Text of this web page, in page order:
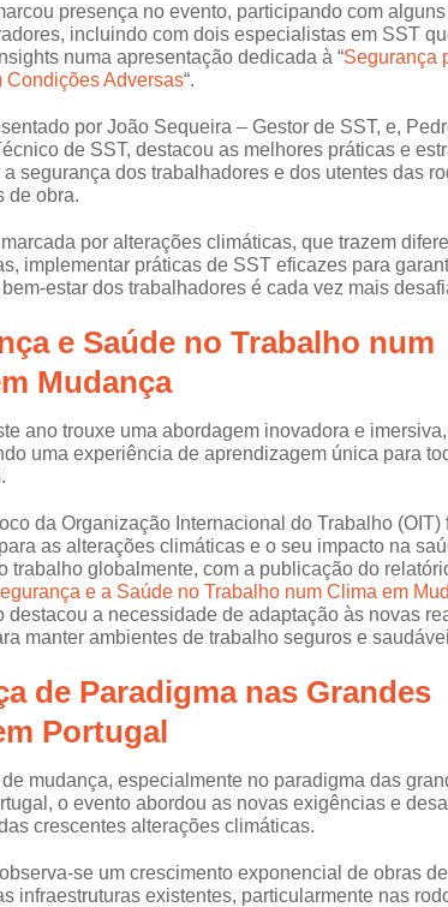
presença no evento, participando com
incluindo com dois especialistas em SST
numa apresentação dedicada à “Segurança
Condições Adversas“.
por João Sequeira – Gestor de SST, e,
de SST, destacou as melhores práticas e
a segurança dos trabalhadores e dos utentes das
de obra.
por alterações climáticas, que trazem
implementar práticas de SST eficazes para
estar dos trabalhadores é cada vez mais
e Saúde no Trabalho num
Mudança
ano trouxe uma abordagem inovadora e imersiva,
uma experiência de aprendizagem única para
da Organização Internacional do Trabalho (OIT)
as alterações climáticas e o seu impacto na
trabalho globalmente, com a publicação do
e a Saúde no Trabalho num Clima em
destacou a necessidade de adaptação às novas
manter ambientes de trabalho seguros e
de Paradigma nas Grandes
Portugal
mudança, especialmente no paradigma das
o evento abordou as novas exigências e
crescentes alterações climáticas.
se um crescimento exponencial de obras de
infraestruturas existentes, particularmente nas